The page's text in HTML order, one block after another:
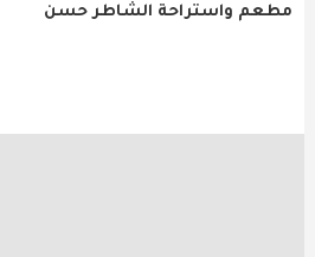
مطعم واستراحة الشاطر حسن